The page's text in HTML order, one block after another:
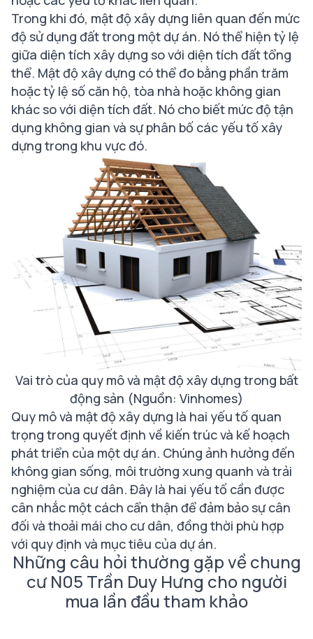
Trong khi đó, mật độ xây dựng liên quan đến mức
độ sử dụng đất trong một dự án. Nó thể hiện tỷ lệ
giữa diện tích xây dựng so với diện tích đất tổng
thể. Mật độ xây dựng có thể đo bằng phần trăm
hoặc tỷ lệ số căn hộ, tòa nhà hoặc không gian
khác so với diện tích đất. Nó cho biết mức độ tận
dụng không gian và sự phân bố các yếu tố xây
dựng trong khu vực đó.
Vai trò của quy mô và mật độ xây dựng trong bất
động sản (Nguồn: Vinhomes)
Quy mô và mật độ xây dựng là hai yếu tố quan
trọng trong quyết định về kiến trúc và kế hoạch
phát triển của một dự án. Chúng ảnh hưởng đến
không gian sống, môi trường xung quanh và trải
nghiệm của cư dân. Đây là hai yếu tố cần được
cân nhắc một cách cẩn thận để đảm bảo sự cân
đối và thoải mái cho cư dân, đồng thời phù hợp
với quy định và mục tiêu của dự án.
Những câu hỏi thường gặp về chung
cư N05 Trần Duy Hưng cho người
mua lần đầu tham khảo